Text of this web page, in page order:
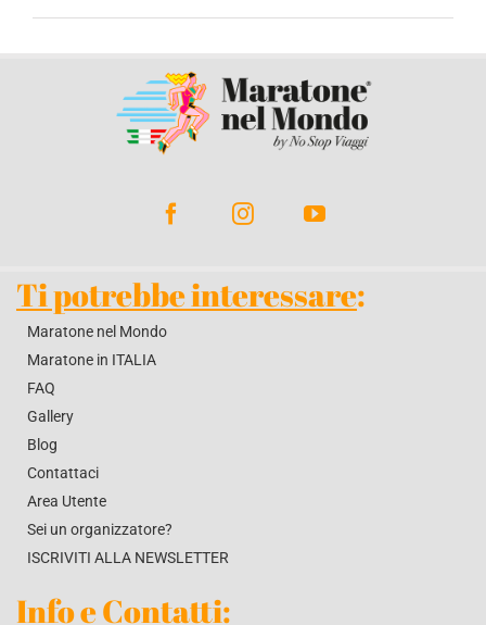
CALENDARIO MARATONE IN ITALIA
RICHIEDI PREVENTIVO
Ti potrebbe interessare:
Maratone nel Mondo
Maratone in ITALIA
FAQ
Gallery
Blog
Contattaci
Area Utente
Sei un organizzatore?
ISCRIVITI ALLA NEWSLETTER
Info e Contatti: